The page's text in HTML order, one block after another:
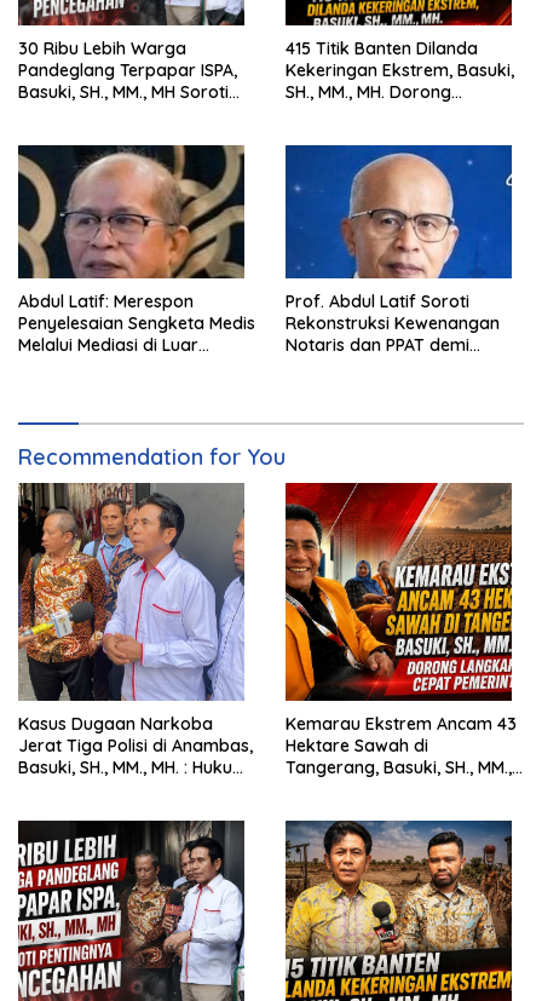
30 Ribu Lebih Warga
Pandeglang Terpapar ISPA,
Basuki, SH., MM., MH Soroti
415 Titik Banten Dilanda
Kekeringan Ekstrem, Basuki,
SH., MM., MH. Dorong
Abdul Latif: Merespon
Penyelesaian Sengketa Medis
Melalui Mediasi di Luar
Prof. Abdul Latif Soroti
Rekonstruksi Kewenangan
Notaris dan PPAT demi
Recommendation for You
Kasus Dugaan Narkoba
Jerat Tiga Polisi di Anambas,
Basuki, SH., MM., MH. : Hukum
Kemarau Ekstrem Ancam 43
Hektare Sawah di
Tangerang, Basuki, SH., MM.,